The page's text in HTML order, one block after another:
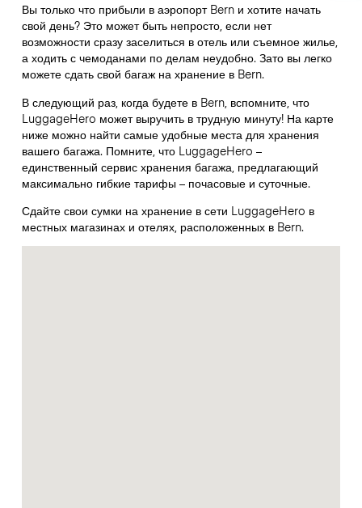
Вы только что прибыли в аэропорт Bern и хотите начать
свой день? Это может быть непросто, если нет
возможности сразу заселиться в отель или съемное жилье,
а ходить с чемоданами по делам неудобно. Зато вы легко
можете сдать свой багаж на хранение в Bern.
В следующий раз, когда будете в Bern, вспомните, что
LuggageHero может выручить в трудную минуту! На карте
ниже можно найти самые удобные места для хранения
вашего багажа. Помните, что LuggageHero –
единственный сервис хранения багажа, предлагающий
максимально гибкие тарифы – почасовые и суточные.
Сдайте свои сумки на хранение в сети LuggageHero в
местных магазинах и отелях, расположенных в Bern.